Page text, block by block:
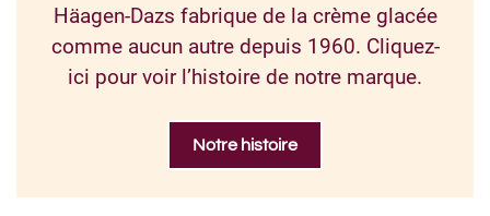
Häagen-Dazs fabrique de la crème glacée
comme aucun autre depuis 1960. Cliquez-
ici pour voir l’histoire de notre marque.
Notre histoire